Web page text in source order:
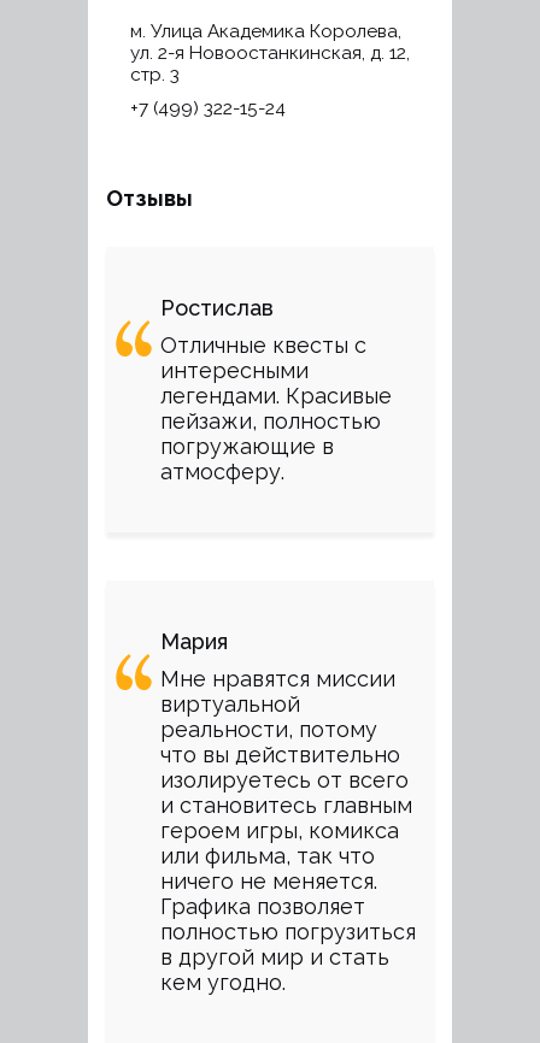
м. Улица Академика Королева,
ул. 2-я Новоостанкинская, д. 12,
стр. 3
+7 (499) 322-15-24
Отзывы
Ростислав
Отличные квесты с
интересными
легендами. Красивые
пейзажи, полностью
погружающие в
атмосферу.
Мария
Мне нравятся миссии
виртуальной
реальности, потому
что вы действительно
изолируетесь от всего
и становитесь главным
героем игры, комикса
или фильма, так что
ничего не меняется.
Графика позволяет
полностью погрузиться
в другой мир и стать
кем угодно.